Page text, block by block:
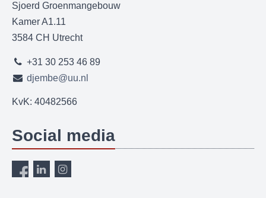
Sjoerd Groenmangebouw
Kamer A1.11
3584 CH Utrecht
+31 30 253 46 89
djembe@uu.nl
KvK: 40482566
Social media